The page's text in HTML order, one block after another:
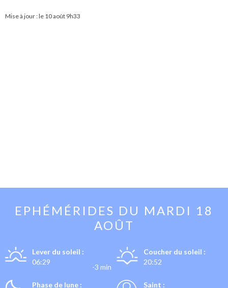
Mise à jour : le 10 août 9h33
EPHÉMÉRIDES DU MARDI 18
AOÛT
Lever du soleil :
06:29
-3 min
Coucher du soleil :
20:52
Phase de lune :
Saint :